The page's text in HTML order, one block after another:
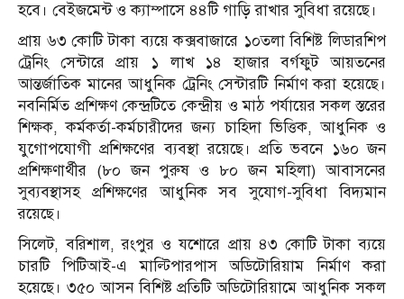
হবে। বেইজমেন্ট ও ক্যাম্পাসে ৪৪টি গাড়ি রাখার সুবিধা রয়েছে।
প্রায় ৬৩ কোটি টাকা ব্যয়ে কক্সবাজারে ১০তলা বিশিষ্ট লিডারশিপ
ট্রেনিং সেন্টারে প্রায় ১ লাখ ১৪ হাজার বর্গফুট আয়তনের
আন্তর্জাতিক মানের আধুনিক ট্রেনিং সেন্টারটি নির্মাণ করা হয়েছে।
নবনির্মিত প্রশিক্ষণ কেন্দ্রটিতে কেন্দ্রীয় ও মাঠ পর্যায়ের সকল স্তরের
শিক্ষক, কর্মকর্তা-কর্মচারীদের জন্য চাহিদা ভিত্তিক, আধুনিক ও
যুগোপযোগী প্রশিক্ষণের ব্যবস্থা রয়েছে। প্রতি ভবনে ১৬০ জন
প্রশিক্ষণার্থীর (৮০ জন পুরুষ ও ৮০ জন মহিলা) আবাসনের
সুব্যবস্থাসহ প্রশিক্ষণের আধুনিক সব সুযোগ-সুবিধা বিদ্যমান
রয়েছে।
সিলেট, বরিশাল, রংপুর ও যশোরে প্রায় ৪৩ কোটি টাকা ব্যয়ে
চারটি পিটিআই-এ মাল্টিপারপাস অডিটোরিয়াম নির্মাণ করা
হয়েছে। ৩৫০ আসন বিশিষ্ট প্রতিটি অডিটোরিয়ামে আধুনিক সকল